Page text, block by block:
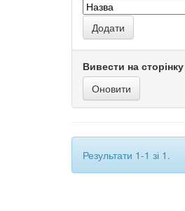
Вивести на сторінку
Результати 1-1 зі 1.